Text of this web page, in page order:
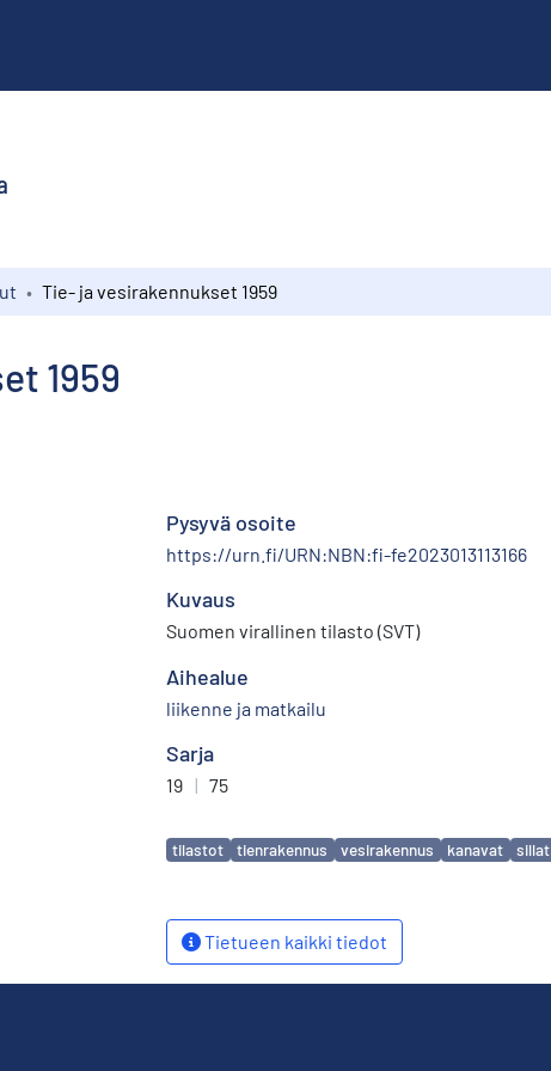
Tie- ja vesirakennukset 1959
1959
Pysyvä osoite
https://urn.fi/URN:NBN:fi-fe2023013113166
Kuvaus
Suomen virallinen tilasto (SVT)
Aihealue
liikenne ja matkailu
Sarja
19 | 75
Avainsanat
tilastot tienrakennus vesirakennus kanavat sillat
Tietueen kaikki tiedot